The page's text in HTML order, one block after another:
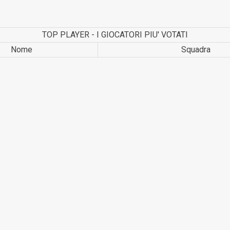
TOP PLAYER - I GIOCATORI PIU' VOTATI
Nome
Squadra